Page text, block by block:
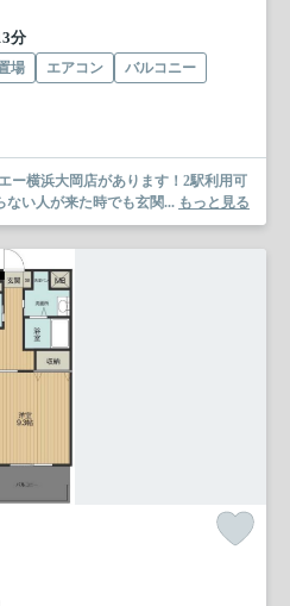
分
場 エアコン
バルコニー
ー横浜大岡店があります！2駅利用可
ない人が来た時でも玄関... もっと見る